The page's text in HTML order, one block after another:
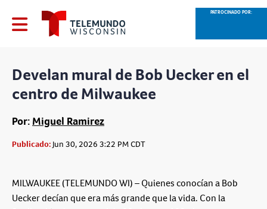
PATROCINADO POR:
Develan mural de Bob Uecker en el
centro de Milwaukee
Por: Miguel Ramirez
Publicado:Jun 30, 2026 3:22 PM CDT
MILWAUKEE (TELEMUNDO WI) – Quienes conocían a Bob
Uecker decían que era más grande que la vida. Con la